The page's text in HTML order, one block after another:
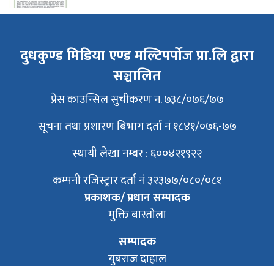
दुधकुण्ड मिडिया एण्ड मल्टिपर्पोज प्रा.लि द्वारा
सञ्चालित
प्रेस काउन्सिल सुचीकरण न. ७३८/०७६/७७
सूचना तथा प्रशारण बिभाग दर्ता नं १८४१/०७६-७७
स्थायी लेखा नम्बर : ६००४२१९२२
कम्पनी रजिस्ट्रार दर्ता नं ३२३७७/०८०/०८१
प्रकाशक/ प्रधान सम्पादक
मुक्ति बास्तोला
सम्पादक
युबराज दाहाल